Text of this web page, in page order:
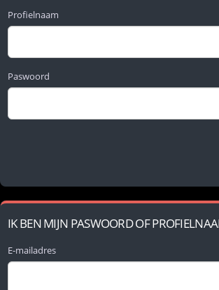
Profielnaam
Paswoord
IK BEN MIJN PASWOORD OF
E-mailadres